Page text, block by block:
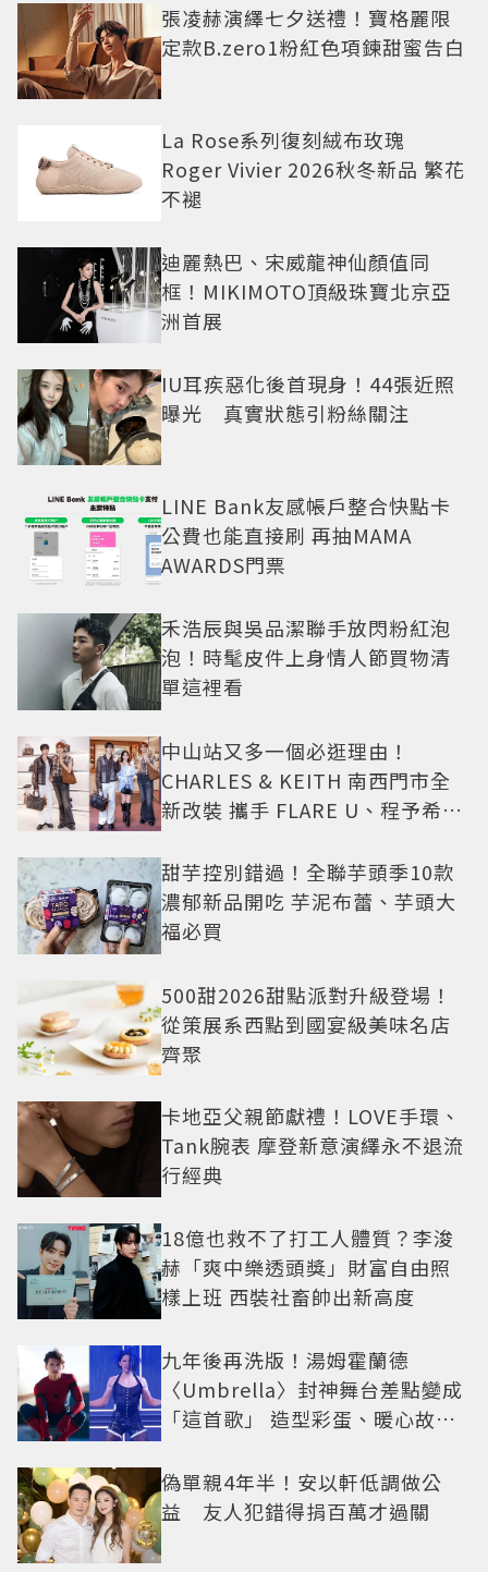
張凌赫演繹七夕送禮！寶格麗限
定款B.zero1粉紅色項鍊甜蜜告白
La Rose系列復刻絨布玫瑰
Roger Vivier 2026秋冬新品 繁花
不褪
迪麗熱巴、宋威龍神仙顏值同
框！MIKIMOTO頂級珠寶北京亞
洲首展
IU耳疾惡化後首現身！44張近照
曝光 真實狀態引粉絲關注
LINE Bank友感帳戶整合快點卡
公費也能直接刷 再抽MAMA
AWARDS門票
禾浩辰與吳品潔聯手放閃粉紅泡
泡！時髦皮件上身情人節買物清
單這裡看
中山站又多一個必逛理由！
CHARLES & KEITH 南西門市全
新改裝 攜手 FLARE U、程予希演
甜芋控別錯過！全聯芋頭季10款
濃郁新品開吃 芋泥布蕾、芋頭大
福必買
500甜2026甜點派對升級登場！
從策展系西點到國宴級美味名店
齊聚
卡地亞父親節獻禮！LOVE手環、
Tank腕表 摩登新意演繹永不退流
行經典
18億也救不了打工人體質？李浚
赫「爽中樂透頭獎」財富自由照
樣上班 西裝社畜帥出新高度
九年後再洗版！湯姆霍蘭德
〈Umbrella〉封神舞台差點變成
「這首歌」 造型彩蛋、暖心故事
偽單親4年半！安以軒低調做公
益 友人犯錯得捐百萬才過關